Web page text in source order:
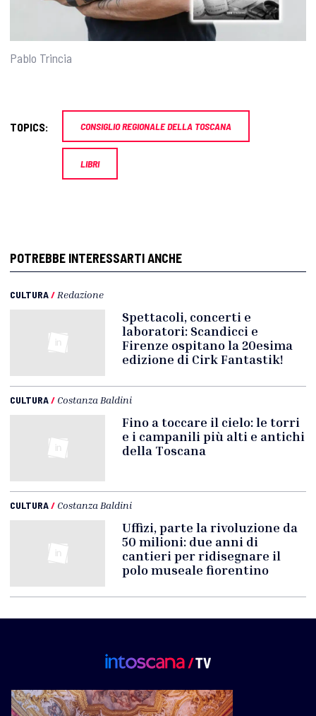
Pablo Trincia
TOPICS: CONSIGLIO REGIONALE DELLA TOSCANA
LIBRI
POTREBBE INTERESSARTI ANCHE
CULTURA/ Redazione
Spettacoli, concerti e
laboratori: Scandicci e
Firenze ospitano la 20esima
edizione di Cirk Fantastik!
CULTURA/ Costanza Baldini
Fino a toccare il cielo: le torri
e i campanili più alti e antichi
della Toscana
CULTURA/ Costanza Baldini
Uffizi, parte la rivoluzione da
50 milioni: due anni di
cantieri per ridisegnare il
polo museale fiorentino